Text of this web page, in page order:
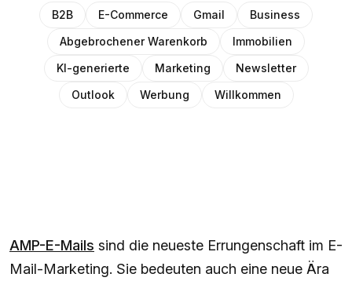
B2B E-Commerce Gmail
Business
Abgebrochener Warenkorb
Immobilien
KI-generierte
Marketing
Newsletter
Outlook
Werbung Willkommen
AMP-E-Mails sind die neueste Errungenschaft im E-
Mail-Marketing. Sie bedeuten auch eine neue Ära